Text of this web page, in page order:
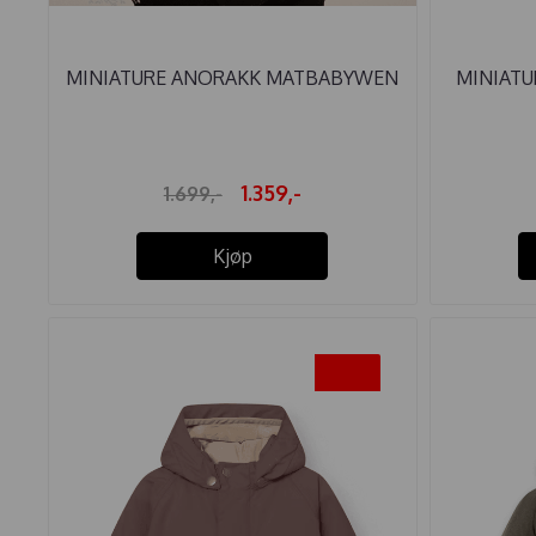
MINIATURE ANORAKK MATBABYWEN
1.699,- 1.359,-
Kjøp